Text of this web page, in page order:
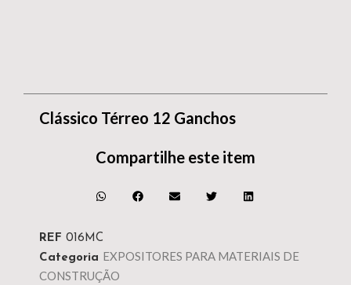
Clássico Térreo 12 Ganchos
Compartilhe este item
REF 016MC
Categoria EXPOSITORES PARA MATERIAIS DE
CONSTRUÇÃO